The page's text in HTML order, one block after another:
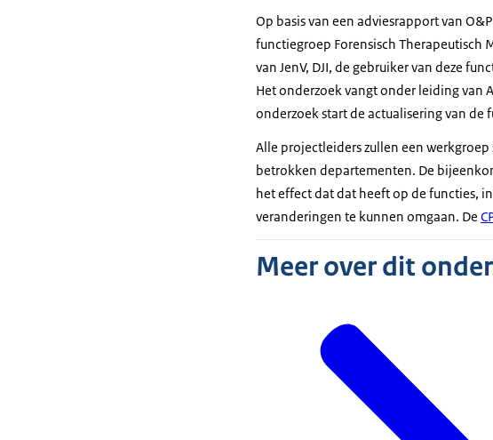
Op basis van een adviesrapport van
functiegroep Forensisch
van JenV, DJI, de gebruiker van deze
Het onderzoek vangt onder leiding van
onderzoek start de actualisering van de
Alle projectleiders zullen een
betrokken departementen. De
het effect dat dat heeft op de functies,
veranderingen te kunnen omgaan. De
Meer over dit